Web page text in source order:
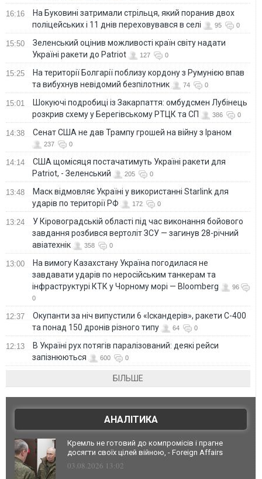
16:16
На Буковині затримали стрільця, який поранив двох
поліцейських і 11 днів переховувався в селі
95 0
15:50
Зеленський оцінив можливості країн світу надати
Україні ракети до Patriot
127 0
15:25
На території Болгарії поблизу кордону з Румунією впав
та вибухнув невідомий безпілотник
74 0
15:01
Шокуючі подробиці із Закарпаття: омбудсмен Лубінець
розкрив схему у Берегівському РТЦК та СП
386 0
14:38 Сенат США не дав Трампу грошей на війну з Іраном
237 0
14:14
США щомісяця постачатимуть Україні ракети для
Patriot, - Зеленський
205 0
13:48
Маск відмовляє Україні у використанні Starlink для
ударів по території РФ
172 0
13:24
У Кіровоградській області під час виконання бойового
завдання розбився вертоліт ЗСУ — загинув 28-річний
авіатехнік
358 0
13:00
На вимогу Казахстану Україна погодилася не
завдавати ударів по неросійським танкерам та
інфраструктурі КТК у Чорному морі — Bloomberg
96
0
12:37
Окупанти за ніч випустили 6 «Іскандерів», ракети С-400
та понад 150 дронів різного типу
64 0
12:13
В Україні рух потягів паралізований: деякі рейси
запізнюються
600 0
БІЛЬШЕ
АНАЛІТИКА
Кремль не готовий до компромісів і прагне
досягти своїх цілей війною, - Foreign Affairs
03.08.2026 13:02